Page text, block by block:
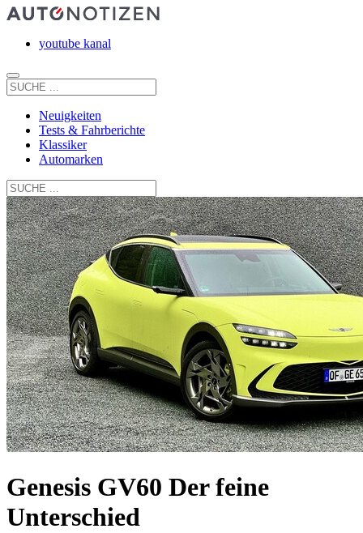
youtube kanal
Neuigkeiten
Tests & Fahrberichte
Klassiker
Automarken
Genesis GV60 Der feine
Unterschied